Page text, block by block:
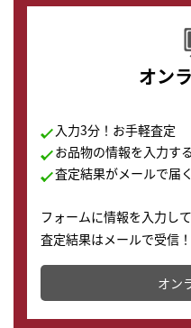
オン
入力3分！お手軽査定
お品物の情報を入力す
査定結果がメールで届
フォームに情報を入力し
査定結果はメールで受信
かります。
オン